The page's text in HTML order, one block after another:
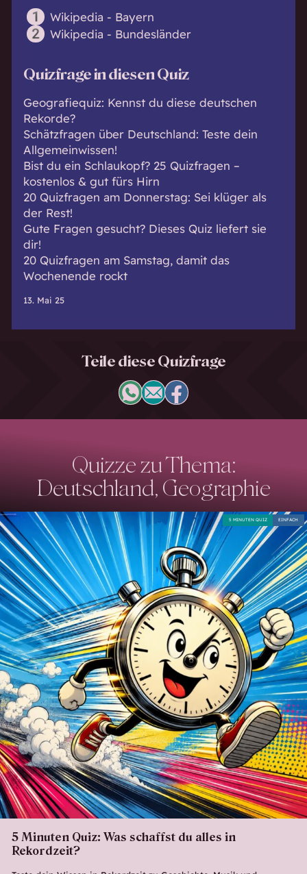
Wikipedia - Bayern
Wikipedia - Bundesländer
Quizfrage in diesen Quiz
Geografiequiz: Kennst du diese deutschen
Rekorde?
Schätzfragen über Deutschland: Teste dein
Allgemeinwissen!
Bist du ein Schlaukopf? 25 Quizfragen –
kostenlos & gut fürs Hirn
20 Quizfragen am Donnerstag: Sei klüger als
der Rest!
Gute Fragen gesucht? Dieses Quiz liefert sie
dir!
20 Quizfragen am Samstag, damit das
Wochenende rockt
13. Mai 25
Teile diese Quizfrage
Quizze zu Thema:
Deutschland, Geographie
5 Minuten Quiz: Was schaffst du alles in
Rekordzeit?
EINFACH
5 MINUTEN QUIZ